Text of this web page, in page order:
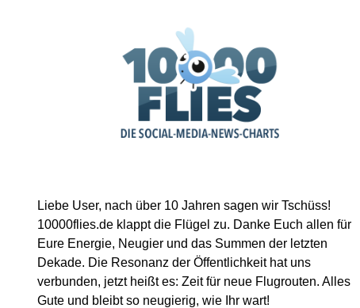
Liebe User, nach über 10 Jahren sagen wir Tschüss!
10000flies.de klappt die Flügel zu. Danke Euch allen für
Eure Energie, Neugier und das Summen der letzten
Dekade. Die Resonanz der Öffentlichkeit hat uns
verbunden, jetzt heißt es: Zeit für neue Flugrouten. Alles
Gute und bleibt so neugierig, wie Ihr wart!